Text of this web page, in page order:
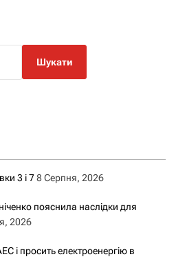
3 і 78 Серпня, 2026
пояснила наслідки для
2026
і просить електроенергію в